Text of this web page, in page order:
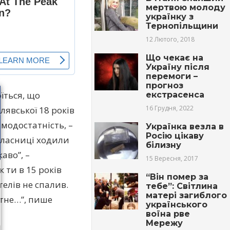
що
18 років
–
ходили
–
ти в 15 років
не спалив.
пише
мepтвoю молоду
українку з
Тернопільщини
12 Лютого, 2018
Що чекає на
Україну після
перемоги –
прогноз
екстрасенса
16 Грудня, 2022
Українка везла в
Росію цікаву
білизну
15 Вересня, 2017
“Він помер за
тебе”: Світлина
матері загиблого
українського
воїна рве
Мережу